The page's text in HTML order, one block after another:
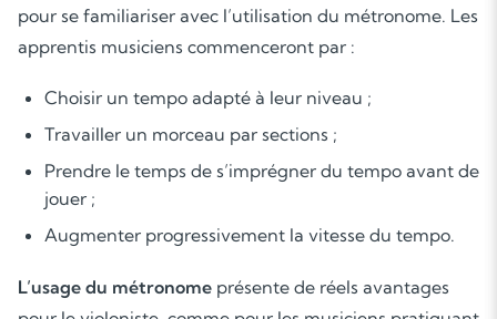
pour se familiariser avec l’utilisation du métronome. Les
apprentis musiciens commenceront par :
Choisir un tempo adapté à leur niveau ;
Travailler un morceau par sections ;
Prendre le temps de s’imprégner du tempo avant de
jouer ;
Augmenter progressivement la vitesse du tempo.
L’usage du métronome présente de réels avantages